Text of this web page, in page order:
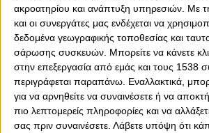
ακροατηρίου και ανάπτυξη υπηρεσιών. Με
και οι συνεργάτες μας ενδέχεται να
δεδομένα γεωγραφικής τοποθεσίας και
σάρωσης συσκευών. Μπορείτε να κάνετε
στην επεξεργασία από εμάς και τους 1538
περιγράφεται παραπάνω. Εναλλακτικά,
για να αρνηθείτε να συναινέσετε ή να
πιο λεπτομερείς πληροφορίες και να
σας πριν συναινέσετε. Λάβετε υπόψη ότι
"Άντε Γεια" και σήμερα το βράδυ μέσω
και μέσω του live streaming!
Δείτε την εκπομπή: